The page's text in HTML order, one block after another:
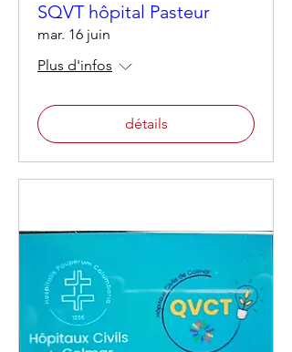
SQVT hôpital Pasteur
mar. 16 juin
Plus d'infos
détails